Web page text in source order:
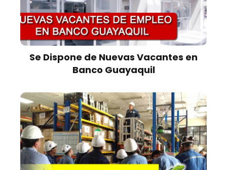
Se Dispone de Nuevas Vacantes en
Banco Guayaquil